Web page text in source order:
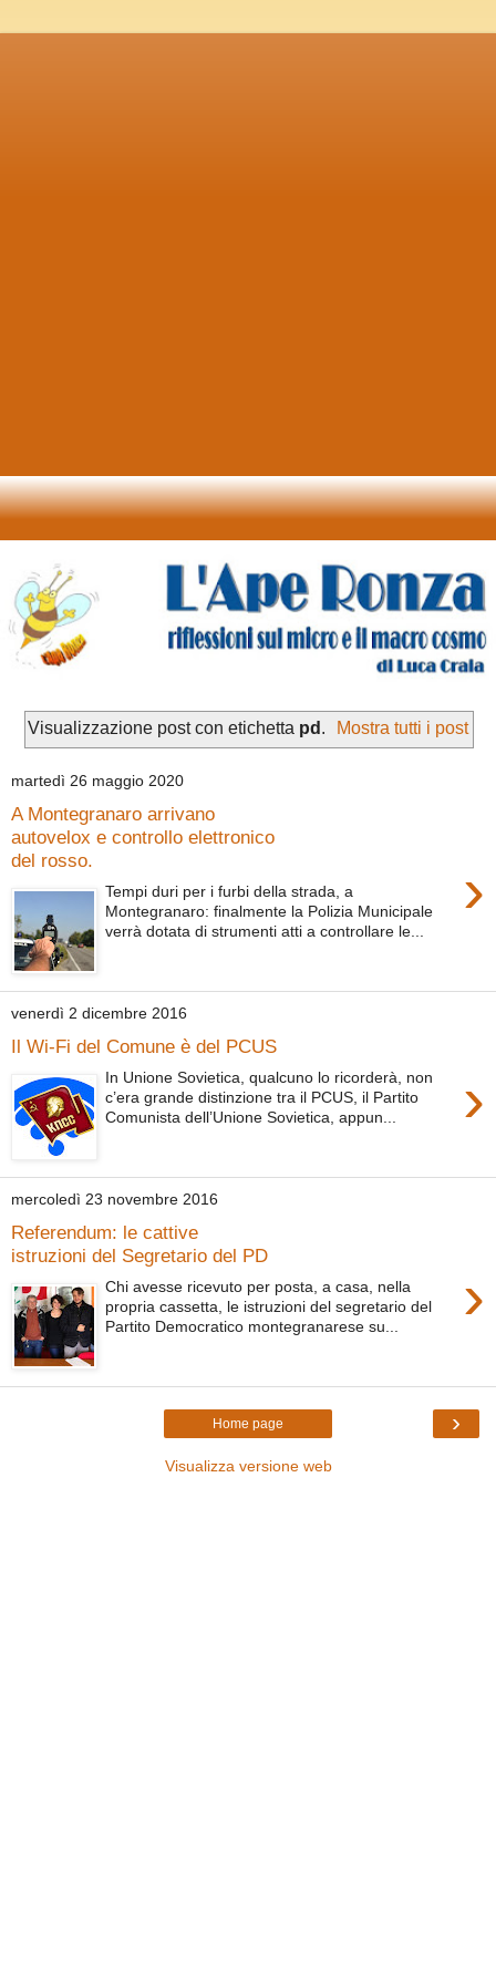
Visualizzazione post con etichetta pd . Mostra tutti i post
martedì 26 maggio 2020
A Montegranaro arrivano
autovelox e controllo elettronico
del rosso.
›
Tempi duri per i furbi della strada, a
Montegranaro: finalmente la Polizia Municipale
verrà dotata di strumenti atti a controllare le...
venerdì 2 dicembre 2016
Il Wi-Fi del Comune è del PCUS
›
In Unione Sovietica, qualcuno lo ricorderà, non
c’era grande distinzione tra il PCUS, il Partito
Comunista dell’Unione Sovietica, appun...
mercoledì 23 novembre 2016
Referendum: le cattive
istruzioni del Segretario del PD
›
Chi avesse ricevuto per posta, a casa, nella
propria cassetta, le istruzioni del segretario del
Partito Democratico montegranarese su...
›
Home page
Visualizza versione web